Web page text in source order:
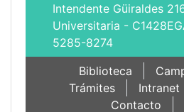
Intendente Güiraldes
Universitaria -
5285-8274
Biblioteca
Trámites
Intranet
Contacto